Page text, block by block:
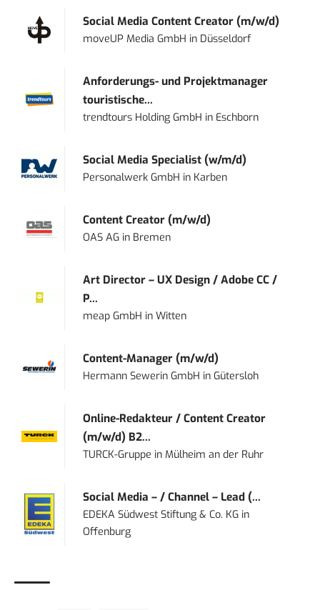
Social Media Content Creator (m/w/d)
moveUP Media GmbH in Düsseldorf
Anforderungs- und Projektmanager
touristische...
trendtours Holding GmbH in Eschborn
Social Media Specialist (w/m/d)
Personalwerk GmbH in Karben
Content Creator (m/w/d)
OAS AG in Bremen
Art Director – UX Design / Adobe CC /
P...
meap GmbH inWitten
Content-Manager (m/w/d)
Hermann Sewerin GmbH inGütersloh
Online-Redakteur / Content Creator
(m/w/d) B2...
TURCK-Gruppe inMülheim an der Ruhr
Social Media – / Channel – Lead (...
EDEKA Südwest Stiftung & Co. KG in
Offenburg